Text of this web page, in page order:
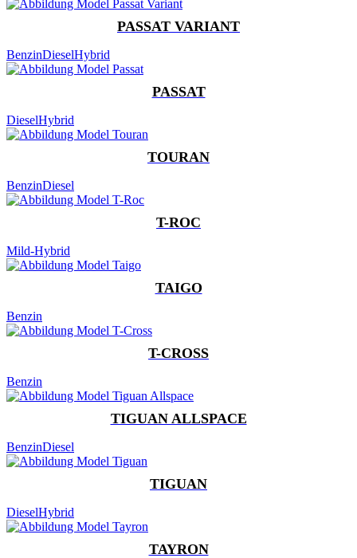
PASSAT VARIANT
BenzinDieselHybrid
PASSAT
DieselHybrid
TOURAN
BenzinDiesel
T-ROC
Mild-Hybrid
TAIGO
Benzin
T-CROSS
Benzin
TIGUAN ALLSPACE
BenzinDiesel
TIGUAN
DieselHybrid
TAYRON